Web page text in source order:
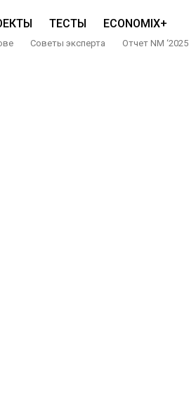
ТЕСТЫ ECONOMIX+
Советы эксперта Отчет NM ‘2025